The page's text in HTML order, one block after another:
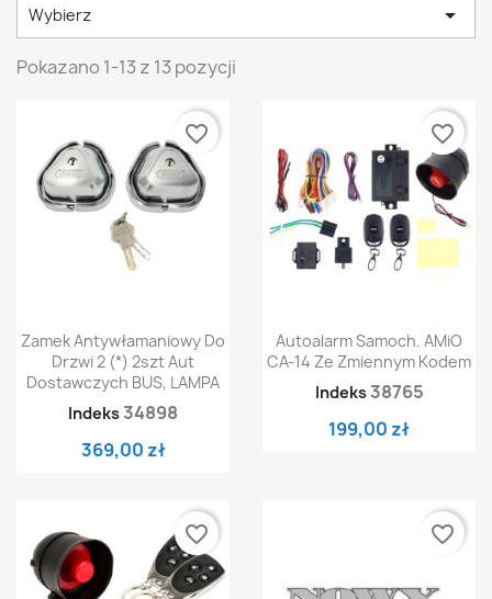
Wybierz 
Pokazano 1-13 z 13 pozycji
Zamek Antywłamaniowy Do
Drzwi 2 (*) 2szt Aut
Dostawczych BUS, LAMPA
Indeks 34898
369,00 zł
favorite_border
Autoalarm Samoch. AMiO
CA-14 Ze Zmiennym Kodem
Indeks 38765
199,00 zł
favorite_border
favorite_border favorite_border